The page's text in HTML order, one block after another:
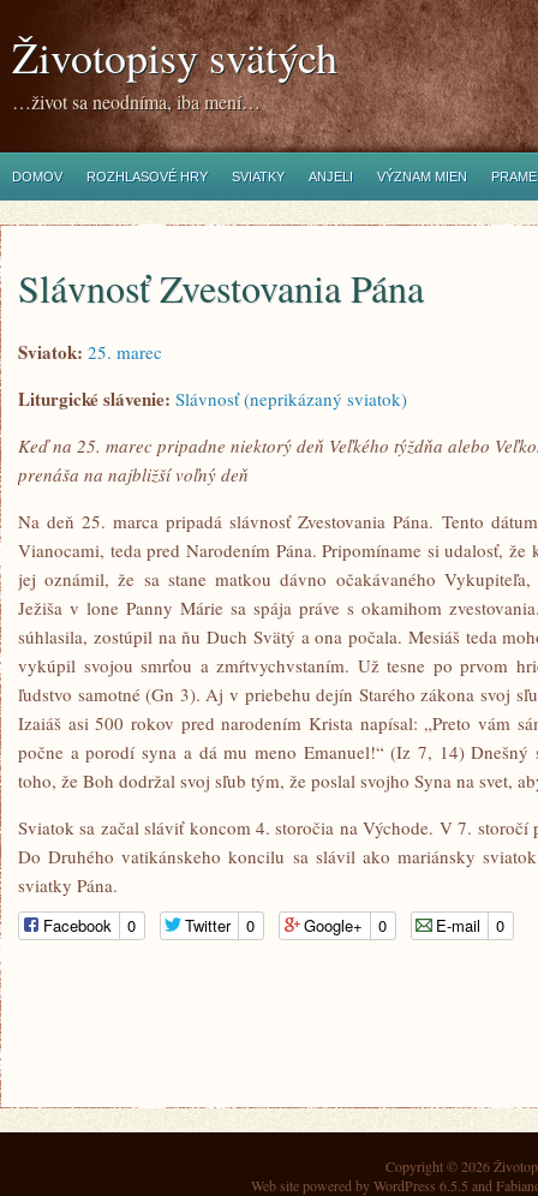
Životopisy svätých
…život sa neodníma, iba mení…
DOMOV ROZHLASOVÉ HRY SVIATKY ANJELI VÝZNAM MIEN
Slávnosť Zvestovania Pána
Sviatok: 25. marec
Liturgické slávenie: Slávnosť (neprikázaný sviatok)
Keď na 25. marec pripadne niektorý deň Veľkého týždňa alebo
prenáša na najbližší voľný deň
Na deň 25. marca pripadá slávnosť Zvestovania Pána. Tento
Vianocami, teda pred Narodením Pána. Pripomíname si udalosť,
jej oznámil, že sa stane matkou dávno očakávaného Vykupiteľa,
Ježiša v lone Panny Márie sa spája práve s okamihom
súhlasila, zostúpil na ňu Duch Svätý a ona počala. Mesiáš teda
vykúpil svojou smrťou a zmŕtvychvstaním. Už tesne po prvom
ľudstvo samotné (Gn 3). Aj v priebehu dejín Starého zákona svoj
Izaiáš asi 500 rokov pred narodením Krista napísal: „Preto vám
počne a porodí syna a dá mu meno Emanuel!“ (Iz 7, 14)
toho, že Boh dodržal svoj sľub tým, že poslal svojho Syna na svet,
Sviatok sa začal sláviť koncom 4. storočia na Východe. V 7. storočí
Do Druhého vatikánskeho koncilu sa slávil ako mariánsky
sviatky Pána.
Facebook 0 Twitter 0 Google+ 0 E-mail 0
Copyright © 2026
Web site powered byWordPress 6.5.5 and